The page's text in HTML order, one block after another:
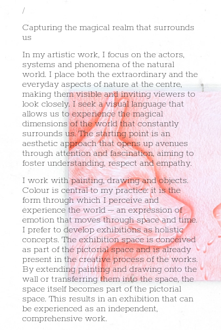
/
Capturing the magical realm that surrounds
us
In my artistic work, I focus on the actors,
systems and phenomena of the natural
world. I place both the extraordinary and the
everyday aspects of nature at the centre,
making them visible and inviting viewers to
look closely. I seek a visual language that
allows us to experience the magical
dimensions of the world that constantly
surrounds us. The starting point is an
aesthetic approach that opens up avenues
through attention and fascination, aiming to
foster understanding, respect and empathy.
I work with painting, drawing and objects.
Colour is central to my practice: it is the
form through which I perceive and
experience the world – an expression of
emotion that moves through space and time.
I prefer to develop exhibitions as holistic
concepts. The exhibition space is conceived
as part of the pictorial space and is already
present in the creative process of the works.
By extending painting and drawing onto the
wall or transferring them into the space, the
space itself becomes part of the pictorial
space. This results in an exhibition that can
be experienced as an independent,
comprehensive work.